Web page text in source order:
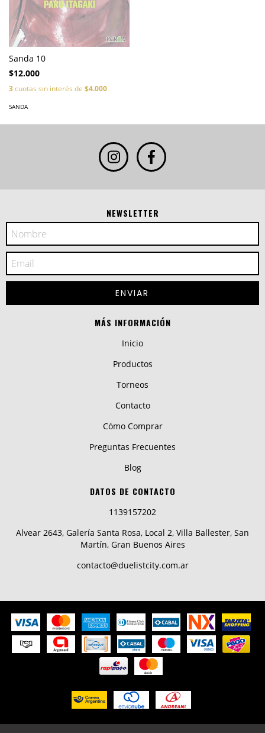
Sanda 10
$12.000
3cuotas sin interés de $4.000
SANDA
NEWSLETTER
MÁS INFORMACIÓN
Inicio
Productos
Torneos
Contacto
Cómo Comprar
Preguntas Frecuentes
Blog
DATOS DE CONTACTO
1139157202
Alvear 2643, Galería Santa Rosa, Local 2, Villa Ballester, San
Martín, Gran Buenos Aires
contacto@duelistcity.com.ar